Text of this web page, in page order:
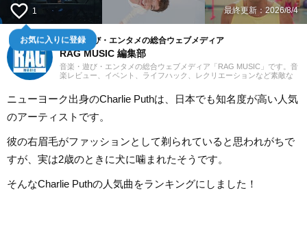
favorite_border 1
お気に入りに登録
最終更新： 2026/8/4
音楽・遊び・エンタメの総合ウェブメディア
RAG MUSIC 編集部
音楽・遊び・エンタメの総合ウェブメディア「RAG MUSIC」です。音
楽レビュー、イベント、ライフハック、レクリエーションなど素敵な
ニューヨーク出身のCharlie Puthは、日本でも知名度が高い人気
のアーティストです。
彼の右眉毛がファッションとして剃られていると思われがちで
すが、実は2歳のときに犬に噛まれたそうです。
そんなCharlie Puthの人気曲をランキングにしました！